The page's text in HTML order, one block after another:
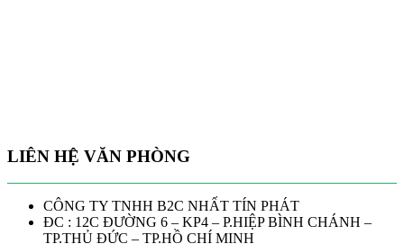
LIÊN HỆ VĂN PHÒNG
CÔNG TY TNHH B2C NHẤT TÍN PHÁT
ĐC : 12C ĐƯỜNG 6 – KP4 – P.HIỆP BÌNH CHÁNH –
TP.THỦ ĐỨC – TP.HỒ CHÍ MINH